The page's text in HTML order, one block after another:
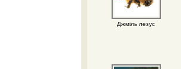
Джміль лезус